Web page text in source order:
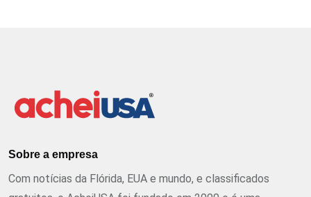
Sobre a empresa
Com notícias da Flórida, EUA e mundo, e classificados